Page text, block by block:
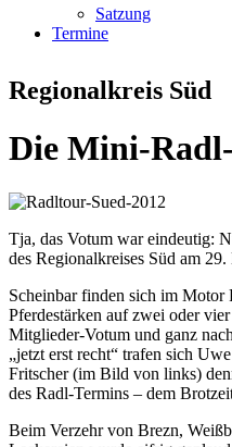
Satzung
Termine
Regionalkreis Süd
Die Mini-
Tja, das Votum war eindeutig:
des Regionalkreises Süd am
Scheinbar finden sich im Motor
Pferdestärken auf zwei oder
Mitglieder-Votum und ganz
„jetzt erst recht“ trafen sich
Fritscher (im Bild von links)
des Radl-Termins – dem
Beim Verzehr von Brezn,